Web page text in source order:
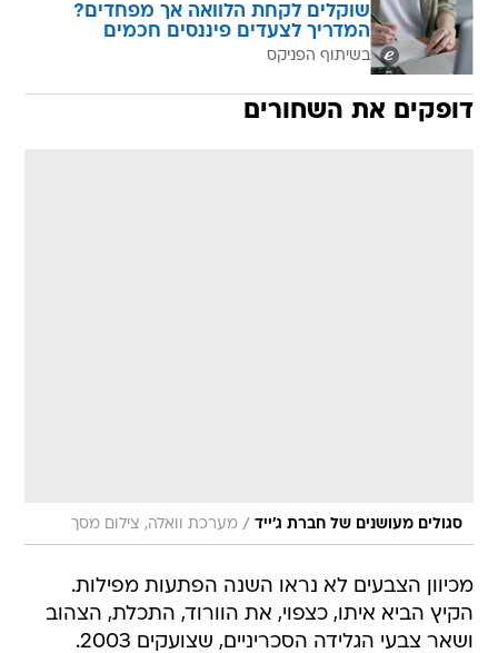
שוקלים לקחת הלוואה אך מפחדים?
המדריך לצעדים פיננסים חכמים
בשיתוף הפניקס
דופקים את השחורים
סגולים מעושנים של חברת ג'ייד / מערכת וואלה, צילום מסך
מכיוון הצבעים לא נראו השנה הפתעות מפילות.
הקיץ הביא איתו, כצפוי, את הוורוד, התכלת, הצהוב
ושאר צבעי הגלידה הסכריניים, שצועקים 2003.